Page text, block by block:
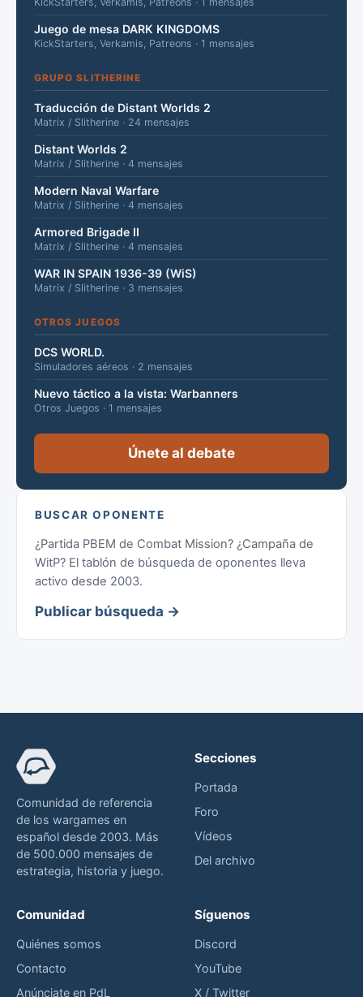
Juego de mesa DARK KINGDOMS
KickStarters, Verkamis, Patreons · 1 mensajes
GRUPO SLITHERINE
Traducción de Distant Worlds 2
Matrix / Slitherine · 24 mensajes
Distant Worlds 2
Matrix / Slitherine · 4 mensajes
Modern Naval Warfare
Matrix / Slitherine · 4 mensajes
Armored Brigade II
Matrix / Slitherine · 4 mensajes
WAR IN SPAIN 1936-39 (WiS)
Matrix / Slitherine · 3 mensajes
OTROS JUEGOS
DCS WORLD.
Simuladores aéreos · 2 mensajes
Nuevo táctico a la vista: Warbanners
Otros Juegos · 1 mensajes
Únete al debate
BUSCAR OPONENTE
¿Partida PBEM de Combat Mission? ¿Campaña de
WitP? El tablón de búsqueda de oponentes lleva
activo desde 2003.
Publicar búsqueda →
Comunidad de referencia
de los wargames en
español desde 2003. Más
de 500.000 mensajes de
estrategia, historia y juego.
Secciones
Portada
Foro
Vídeos
Del archivo
Comunidad
Quiénes somos
Contacto
Anúnciate en PdL
Síguenos
Discord
YouTube
X / Twitter